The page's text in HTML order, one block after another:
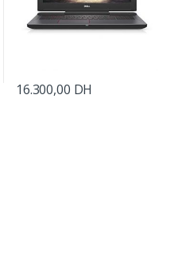
16.300,00 DH